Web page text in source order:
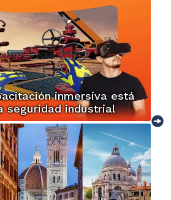
inmersiva está
seguridad industrial